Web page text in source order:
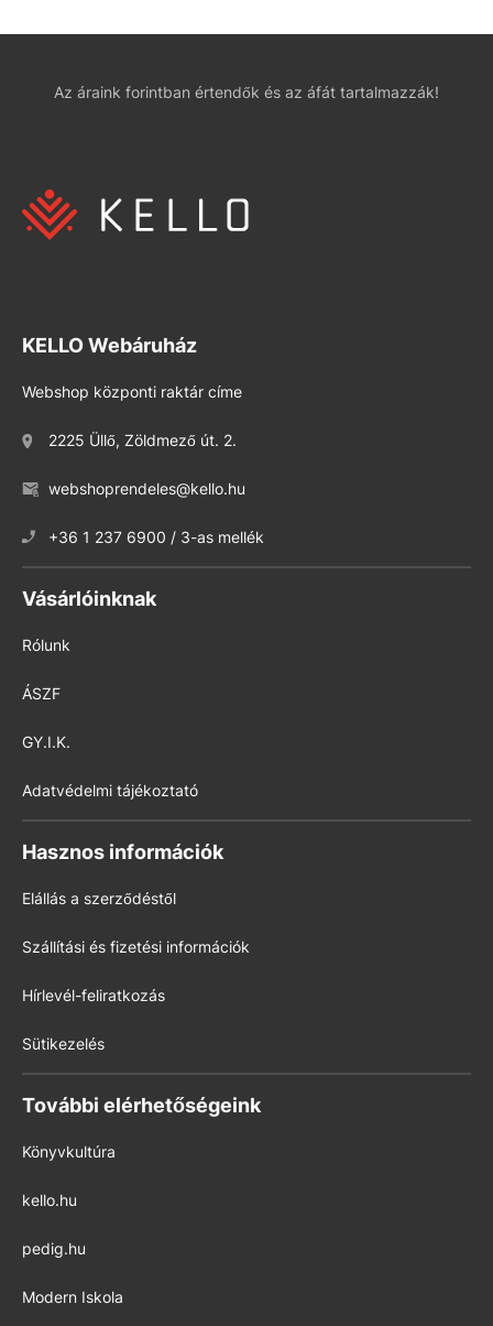
Az áraink forintban értendők és az áfát tartalmazzák!
KELLO Webáruház
Webshop központi raktár címe
2225 Üllő, Zöldmező út. 2.
webshoprendeles@kello.hu
+36 1 237 6900 / 3-as mellék
Vásárlóinknak
Rólunk
ÁSZF
GY.I.K.
Adatvédelmi tájékoztató
Hasznos információk
Elállás a szerződéstől
Szállítási és fizetési információk
Hírlevél-feliratkozás
Sütikezelés
További elérhetőségeink
Könyvkultúra
kello.hu
pedig.hu
Modern Iskola